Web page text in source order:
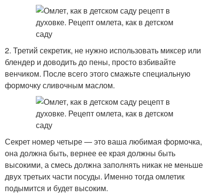
2. Третий секретик, не нужно использовать миксер или
блендер и доводить до пены, просто взбивайте
венчиком. После всего этого смажьте специальную
формочку сливочным маслом.
Секрет номер четыре — это ваша любимая формочка,
она должна быть, вернее ее края должны быть
высокими, а смесь должна заполнять никак не меньше
двух третьих части посуды. Именно тогда омлетик
подымится и будет высоким.